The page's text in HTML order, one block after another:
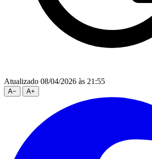
Atualizado 08/04/2026 às 21:55
A− A+